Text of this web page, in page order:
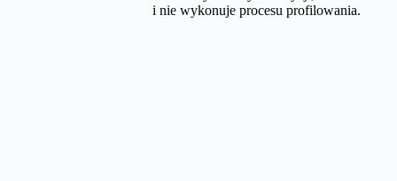
i nie wykonuje procesu profilowania.